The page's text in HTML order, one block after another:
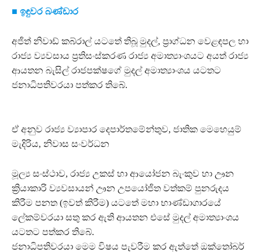
■ ඉඳුවර බණ්ඩාර
අජිත් නිවාඩ් කබ්රාල් යටතේ තිබූ මුදල්, ප්‍රාග්ධන වෙළඳපල හා
රාජ්‍ය ව්‍යවසාය ප්‍රතිසංස්කරණ රාජ්‍ය අමාත්‍යාංශයට අයත් රාජ්‍ය
ආයතන බැසිල් රාජපක්ෂගේ මුදල් අමාත්‍යාංශය යටතට
ජනාධිපතිවරයා පත්කර තිබේ.
ඒ අනුව රාජ්‍ය ව්‍යාපාර දෙපාර්තමේන්තුව, ජාතික මෙහෙයුම්
මැදිරිය, නිවාස සංවර්ධන
මූල්‍ය සංස්ථාව, රාජ්‍ය උකස් හා ආයෝජන බැංකුව හා ඌන
ක්‍රියාකාරි ව්‍යවසායන් ඌන උපයෝජිත වත්කම් පුනරුදය
කිරීම පනත (ඉවත් කිරීම) යටතේ මහා භාණ්ඩාගාරයේ
ලේකම්වරයා සතු කර ඇති ආයතන එසේ මුදල් අමාත්‍යාංශය
යටතට පත්කර තිබේ.
ජනාධිපතිවරයා මෙම විෂය පැවරීම කර ඇත්තේ ඔක්තෝබර්